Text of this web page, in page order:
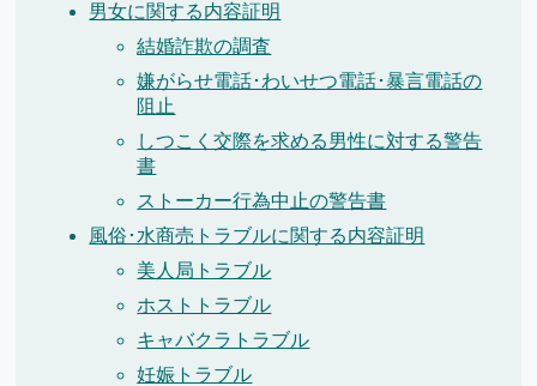
男女に関する内容証明
結婚詐欺の調査
嫌がらせ電話･わいせつ電話･暴言電話の
阻止
しつこく交際を求める男性に対する警告
書
ストーカー行為中止の警告書
風俗･水商売トラブルに関する内容証明
美人局トラブル
ホストトラブル
キャバクラトラブル
妊娠トラブル